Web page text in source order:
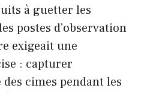
à guetter les
postes d’observation
exigeait une
: capturer
cimes pendant les